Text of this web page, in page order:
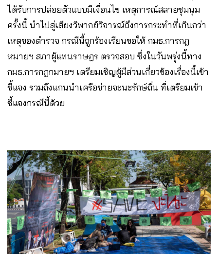
ได้รับการปล่อยตัวแบบมีเงื่อนไข เหตุการณ์สลายชุมนุม
ครั้งนี้ นำไปสู่เสียงวิพากย์วิจารณ์ถึงการกระทำที่เกินกว่า
เหตุของตำรวจ กรณีนี้ถูกร้องเรียนขอให้ กมธ.การกฎ
หมายฯ สภาผู้แทนราษฎร ตรวจสอบ ซึ่งในวันพรุ่งนี้ทาง
กมธ.การกฎกมายฯ เตรียมเชิญผู้มีส่วนเกี่ยวข้องเรื่องนี้เข้า
ชี้แจง รวมถึงแกนนำเครือข่ายจะนะรักษ์ถิ่น ที่เตรียมเข้า
ชี้แจงกรณีนี้ด้วย